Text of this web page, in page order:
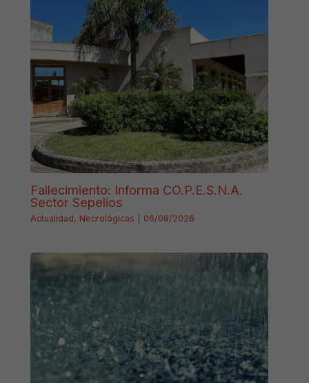
Fallecimiento: Informa CO.P.E.S.N.A.
Sector Sepelios
Actualidad, Necrológicas 06/08/2026